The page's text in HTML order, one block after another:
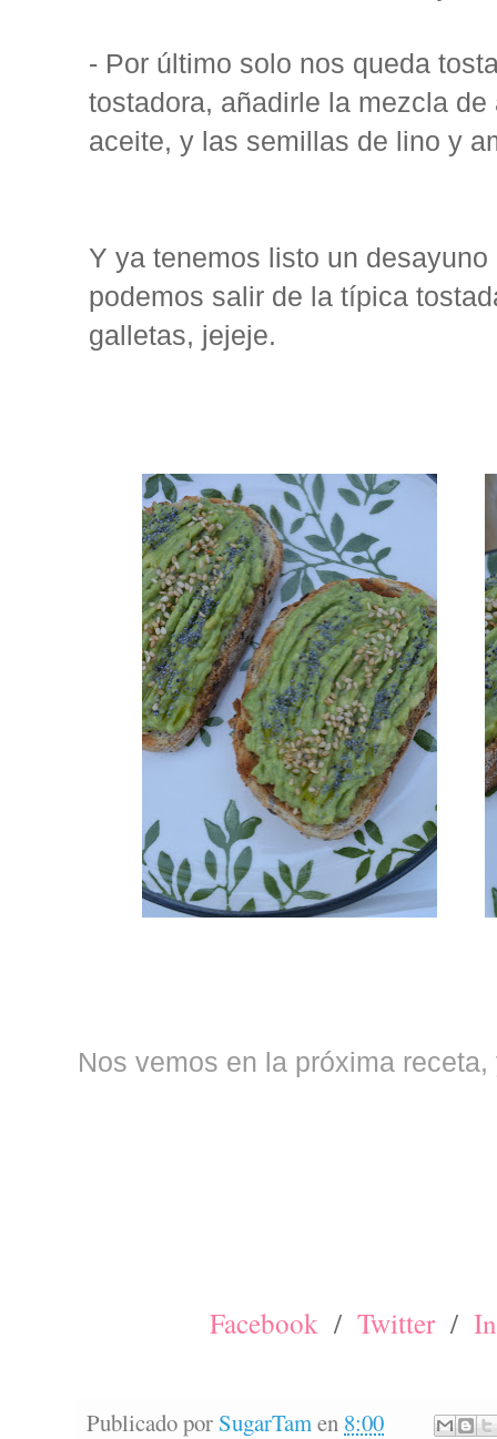
- Por último solo nos queda
tostadora, añadirle la mezcla
aceite, y las semillas de lino y
Y ya tenemos listo un
podemos salir de la típica
galletas, jejeje.
Nos vemos en la próxima
Facebook / Twitter /
Publicado por SugarTamen 8:00